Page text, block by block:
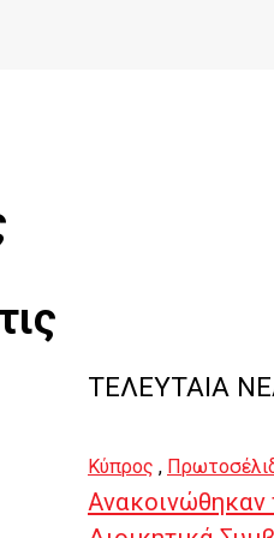
ΤΕΛΕΥΤΑΙΑ
Κύπρος ,
Ανακοινώθηκαν